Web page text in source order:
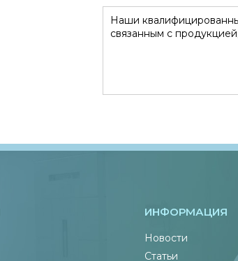
Наши
связанным с
ИНФОРМАЦИЯ
Новости
Статьи